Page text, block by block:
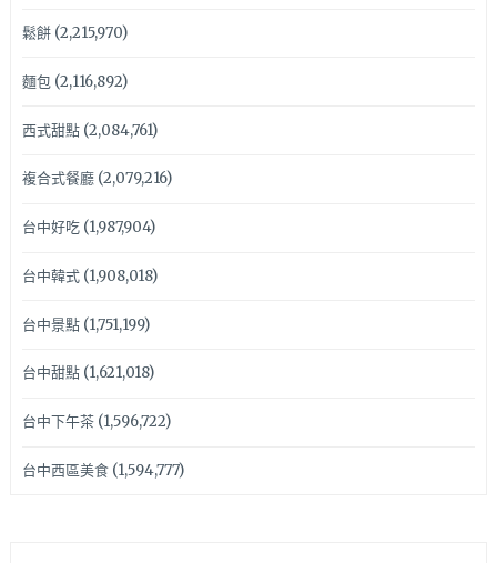
鬆餅(2,215,970)
麵包(2,116,892)
西式甜點(2,084,761)
複合式餐廳(2,079,216)
台中好吃(1,987,904)
台中韓式(1,908,018)
台中景點(1,751,199)
台中甜點(1,621,018)
台中下午茶(1,596,722)
台中西區美食(1,594,777)